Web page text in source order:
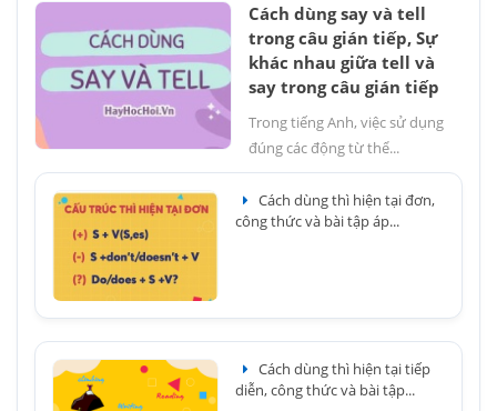
Cách dùng say và tell
trong câu gián tiếp, Sự
khác nhau giữa tell và
say trong câu gián tiếp
Trong tiếng Anh, việc sử dụng
đúng các động từ thể...
Cách dùng thì hiện tại đơn,
công thức và bài tập áp...
Cách dùng thì hiện tại tiếp
diễn, công thức và bài tập...